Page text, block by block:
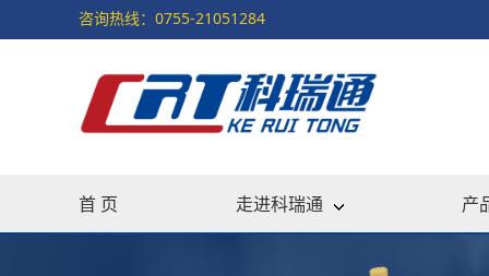
咨询热线：0755-21051284
首 页 走进科瑞通 产